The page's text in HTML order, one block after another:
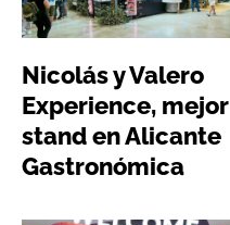
Nicolás y Valero
Experience, mejor
stand en Alicante
Gastronómica